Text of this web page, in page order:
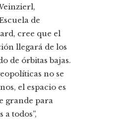
de
cree que el
llegará de los
de órbitas bajas.
no se
el espacio es
grande para
todos”,